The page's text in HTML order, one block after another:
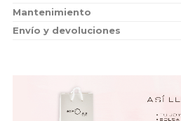
Mantenimiento
Envío y devoluciones